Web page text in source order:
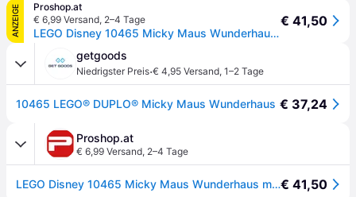
ANZEIGE
Proshop.at
€ 6,99 Versand, 2–4 Tage
LEGO Disney 10465 Micky Maus Wunderhaus mit Minnie und Pluto
€ 41,50
getgoods
Niedrigster Preis·€ 4,95 Versand, 1–2 Tage
10465 LEGO® DUPLO® Micky Maus Wunderhaus € 37,24
Proshop.at
€ 6,99 Versand, 2–4 Tage
LEGO Disney 10465 Micky Maus Wunderhaus mit Minnie und Pluto€ 41,50